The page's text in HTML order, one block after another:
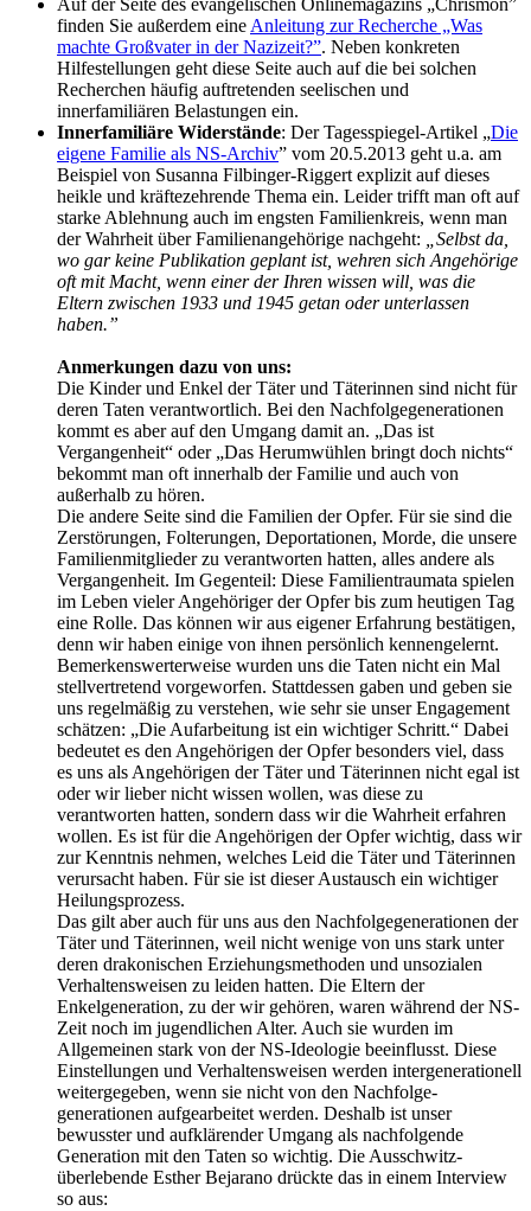
Auf der Seite des evangelischen Onlinemagazins „Chrismon”
finden Sie außerdem eine Anleitung zur Recherche „Was
machte Großvater in der Nazizeit?”. Neben konkreten
Hilfestellungen geht diese Seite auch auf die bei solchen
Recherchen häufig auftretenden seelischen und
innerfamiliären Belastungen ein.
Innerfamiliäre Widerstände: Der Tagesspiegel-Artikel „Die
eigene Familie als NS-Archiv” vom 20.5.2013 geht u.a. am
Beispiel von Susanna Filbinger-Riggert explizit auf dieses
heikle und kräftezehrende Thema ein. Leider trifft man oft auf
starke Ablehnung auch im engsten Familienkreis, wenn man
der Wahrheit über Familienangehörige nachgeht:
„Selbst da,
wo gar keine Publikation geplant ist, wehren sich Angehörige
oft mit Macht, wenn einer der Ihren wissen will, was die
Eltern zwischen 1933 und 1945 getan oder unterlassen
haben.”
Anmerkungen dazu von uns:
Die Kinder und Enkel der Täter und Täterinnen sind nicht für
deren Taten verantwortlich. Bei den Nachfolge­generationen
kommt es aber auf den Umgang damit an. „Das ist
Vergangenheit“ oder „Das Herumwühlen bringt doch nichts“
bekommt man oft innerhalb der Familie und auch von
außerhalb zu hören.
Die andere Seite sind die Familien der Opfer. Für sie sind die
Zerstörungen, Folterungen, Deportationen, Morde, die unsere
Familien­mitglieder zu verantworten hatten, alles andere als
Vergangenheit. Im Gegenteil: Diese Familientraumata spielen
im Leben vieler Angehöriger der Opfer bis zum heutigen Tag
eine Rolle. Das können wir aus eigener Erfahrung bestätigen,
denn wir haben einige von ihnen persönlich kennen­gelernt.
Bemerkens­werter­weise wurden uns die Taten nicht ein Mal
stell­vertretend vorgeworfen. Stattdessen gaben und geben sie
uns regelmäßig zu verstehen, wie sehr sie unser Engagement
schätzen: „Die Aufarbeitung ist ein wichtiger Schritt.“ Dabei
bedeutet es den Angehörigen der Opfer besonders viel, dass
es uns als Angehörigen der Täter und Täterinnen nicht egal ist
oder wir lieber nicht wissen wollen, was diese zu
verantworten hatten, sondern dass wir die Wahrheit erfahren
wollen. Es ist für die Angehörigen der Opfer wichtig, dass wir
zur Kenntnis nehmen, welches Leid die Täter und Täterinnen
verursacht haben. Für sie ist dieser Austausch ein wichtiger
Heilungsprozess.
Das gilt aber auch für uns aus den Nachfolge­generationen der
Täter und Täterinnen, weil nicht wenige von uns stark unter
deren drakonischen Erziehungs­methoden und unsozialen
Verhaltens­weisen zu leiden hatten. Die Eltern der
Enkelgeneration, zu der wir gehören, waren während der NS-
Zeit noch im jugendlichen Alter. Auch sie wurden im
Allgemeinen stark von der NS-Ideologie beeinflusst. Diese
Einstellungen und Verhaltensweisen werden inter­generationell
weiter­gegeben, wenn sie nicht von den Nachfolge­
generationen aufgearbeitet werden. Deshalb ist unser
bewusster und aufklärender Umgang als nachfolgende
Generation mit den Taten so wichtig. Die Ausschwitz­
überlebende Esther Bejarano drückte das in einem Interview
so aus: